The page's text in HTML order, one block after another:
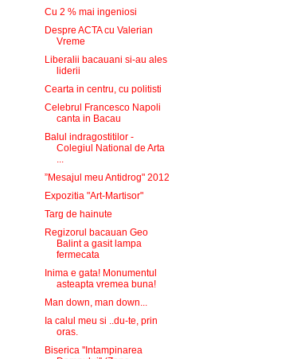
Cu 2 % mai ingeniosi
Despre ACTA cu Valerian
Vreme
Liberalii bacauani si-au ales
liderii
Cearta in centru, cu politisti
Celebrul Francesco Napoli
canta in Bacau
Balul indragostitilor -
Colegiul National de Arta
...
”Mesajul meu Antidrog" 2012
Expozitia "Art-Martisor"
Targ de hainute
Regizorul bacauan Geo
Balint a gasit lampa
fermecata
Inima e gata! Monumentul
asteapta vremea buna!
Man down, man down...
Ia calul meu si ..du-te, prin
oras.
Biserica ''Intampinarea